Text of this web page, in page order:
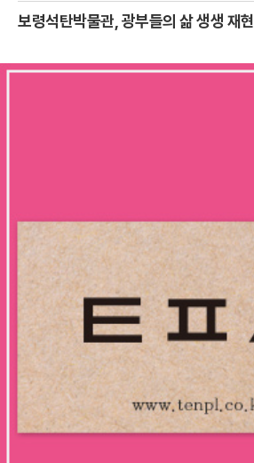
보령석탄박물관, 광부들의 삶 생생 재현